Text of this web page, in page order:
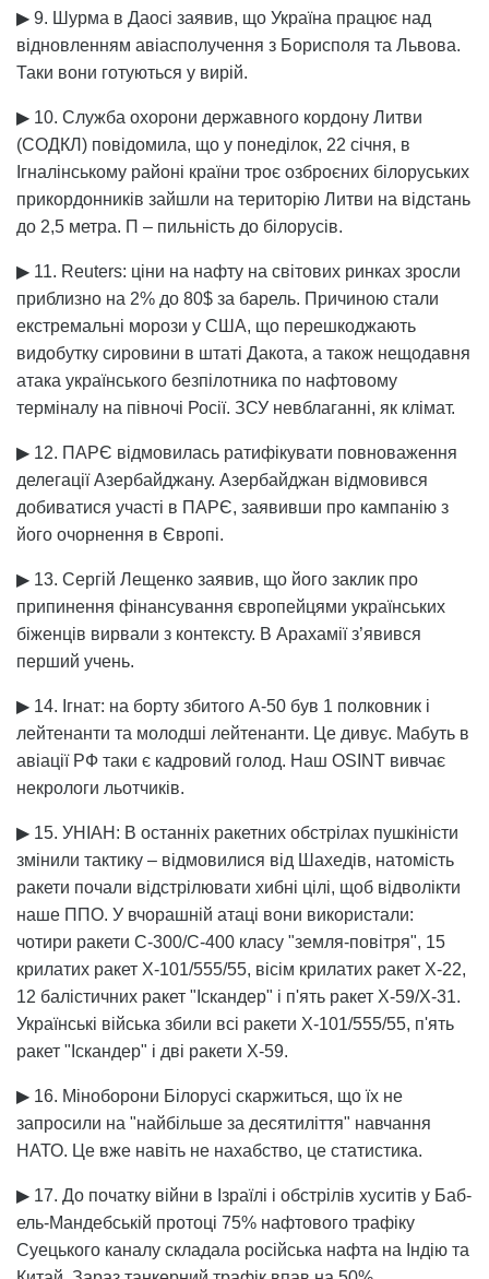
▶ 9. Шурма в Даосі заявив, що Україна працює над
відновленням авіасполучення з Борисполя та Львова.
Таки вони готуються у вирій.
▶ 10. Служба охорони державного кордону Литви
(СОДКЛ) повідомила, що у понеділок, 22 січня, в
Ігналінському районі країни троє озброєних білоруських
прикордонників зайшли на територію Литви на відстань
до 2,5 метра. П – пильність до білорусів.
▶ 11. Reuters: ціни на нафту на світових ринках зросли
приблизно на 2% до 80$ за барель. Причиною стали
екстремальні морози у США, що перешкоджають
видобутку сировини в штаті Дакота, а також нещодавня
атака українського безпілотника по нафтовому
терміналу на півночі Росії. ЗСУ невблаганні, як клімат.
▶ 12. ПАРЄ відмовилась ратифікувати повноваження
делегації Азербайджану. Азербайджан відмовився
добиватися участі в ПАРЄ, заявивши про кампанію з
його очорнення в Європі.
▶ 13. Сергій Лещенко заявив, що його заклик про
припинення фінансування європейцями українських
біженців вирвали з контексту. В Арахамії з’явився
перший учень.
▶ 14. Ігнат: на борту збитого А-50 був 1 полковник і
лейтенанти та молодші лейтенанти. Це дивує. Мабуть в
авіації РФ таки є кадровий голод. Наш OSINT вивчає
некрологи льотчиків.
▶ 15. УНІАН: В останніх ракетних обстрілах пушкіністи
змінили тактику – відмовилися від Шахедів, натомість
ракети почали відстрілювати хибні цілі, щоб відволікти
наше ППО. У вчорашній атаці вони використали:
чотири ракети С-300/С-400 класу "земля-повітря", 15
крилатих ракет Х-101/555/55, вісім крилатих ракет Х-22,
12 балістичних ракет "Іскандер" і п'ять ракет Х-59/Х-31.
Українські війська збили всі ракети Х-101/555/55, п'ять
ракет "Іскандер" і дві ракети Х-59.
▶ 16. Міноборони Білорусі скаржиться, що їх не
запросили на "найбільше за десятиліття" навчання
НАТО. Це вже навіть не нахабство, це статистика.
▶ 17. До початку війни в Ізраїлі і обстрілів хуситів у Баб-
ель-Мандебській протоці 75% нафтового трафіку
Суецького каналу складала російська нафта на Індію та